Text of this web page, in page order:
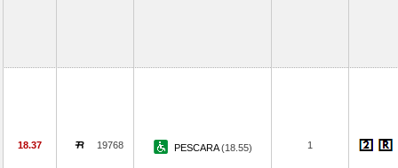
18.37 19768 PESCARA(18.55) 1